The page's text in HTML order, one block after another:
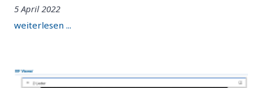
5 April 2022
weiterlesen ...